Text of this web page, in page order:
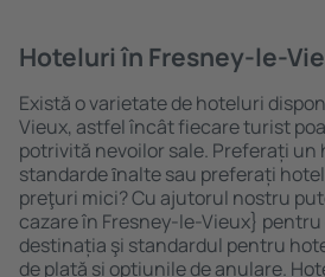
Hoteluri în Fresney-le-
Există o varietate de hoteluri
Vieux, astfel încât fiecare turist
potrivită nevoilor sale. Preferați
standarde ȋnalte sau preferați
preţuri mici? Cu ajutorul nostru
cazare în Fresney-le-Vieux}
destinația şi standardul pentru
de plată și opțiunile de anulare.